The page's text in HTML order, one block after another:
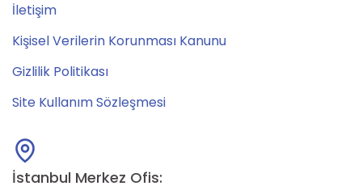
İletişim
Kişisel Verilerin Korunması Kanunu
Gizlilik Politikası
Site Kullanım Sözleşmesi
İstanbul Merkez Ofis: